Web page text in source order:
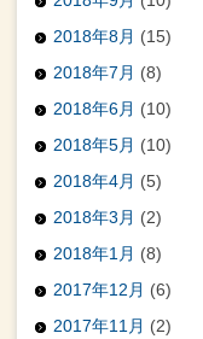
2018年8月 (15)
2018年7月 (8)
2018年6月 (10)
2018年5月 (10)
2018年4月 (5)
2018年3月 (2)
2018年1月 (8)
2017年12月 (6)
2017年11月 (2)